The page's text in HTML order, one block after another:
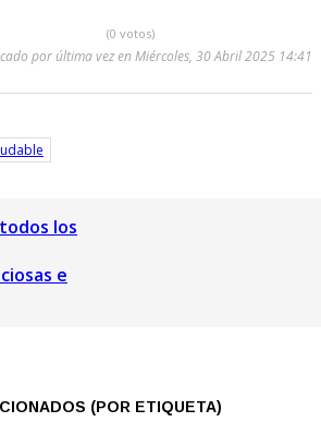
(0 votos)
por última vez en Miércoles, 30 Abril 2025 14:41
los
e
(POR ETIQUETA)